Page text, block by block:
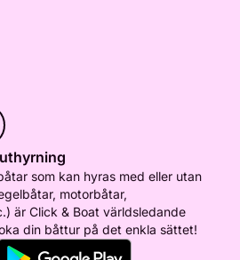
som kan hyras med eller utan
motorbåtar,
är Click & Boat världsledande
din båttur på det enkla sättet!